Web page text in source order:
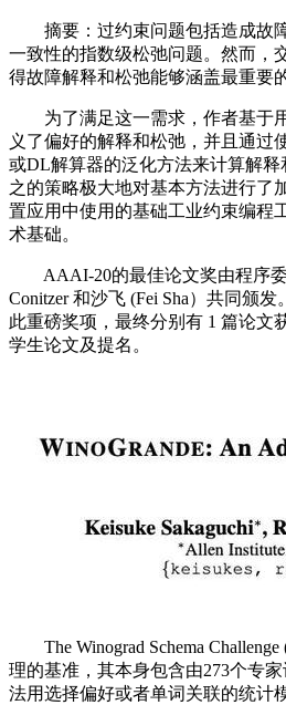
摘要：过约束问题包括造成故
一致性的指数级松弛问题。然而，
得故障解释和松弛能够涵盖最重要
为了满足这一需求，作者基于
义了偏好的解释和松弛，并且通过
或DL解算器的泛化方法来计算解
之的策略极大地对基本方法进行了
置应用中使用的基础工业约束编程
术基础。
AAAI-20的最佳论文奖由程序委
Conitzer 和沙飞 (Fei Sha）共同颁
此重磅奖项，最终分别有 1 篇论文
学生论文及提名。
The Winograd Schema Challenge
理的基准，其本身包含由273个专
法用选择偏好或者单词关联的统计